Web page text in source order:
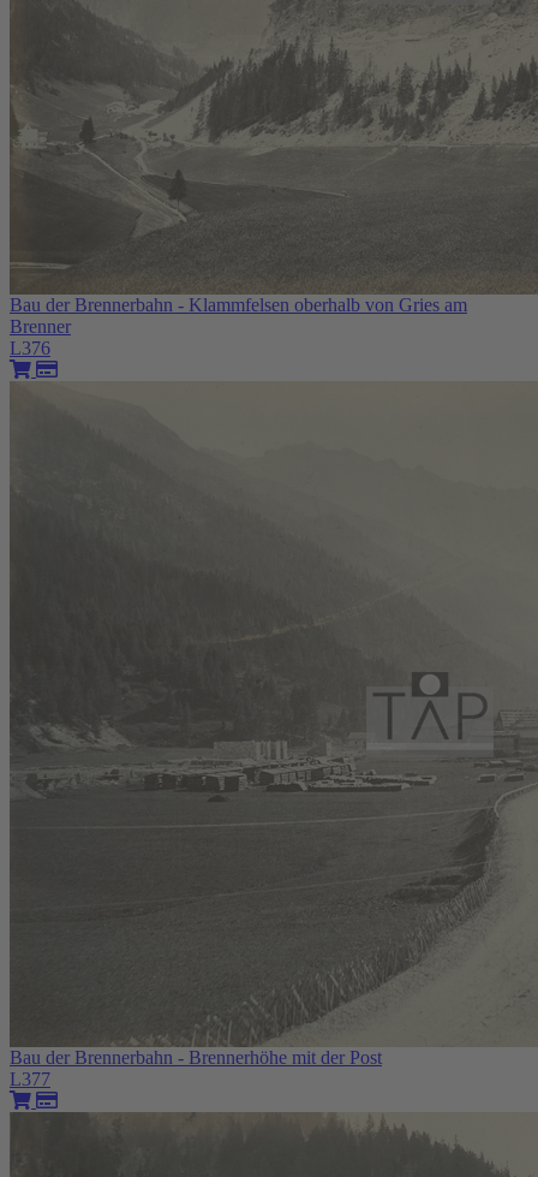
Bau der Brennerbahn - Klammfelsen oberhalb von Gries am
Brenner
L376
Bau der Brennerbahn - Brennerhöhe mit der Post
L377